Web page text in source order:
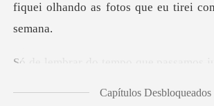
Sair
fique
Capítulos Desbloqueados